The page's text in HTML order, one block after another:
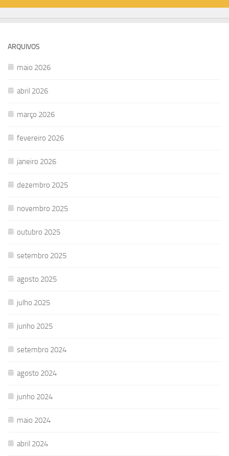
ARQUIVOS
maio 2026
abril 2026
março 2026
fevereiro 2026
janeiro 2026
dezembro 2025
novembro 2025
outubro 2025
setembro 2025
agosto 2025
julho 2025
junho 2025
setembro 2024
agosto 2024
junho 2024
maio 2024
abril 2024